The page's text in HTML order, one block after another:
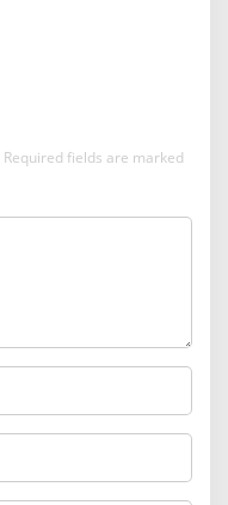
Required fields are marked